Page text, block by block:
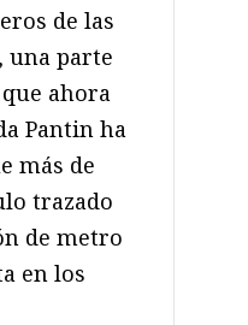
de las
una parte
ahora
Pantin ha
más de
trazado
de metro
en los